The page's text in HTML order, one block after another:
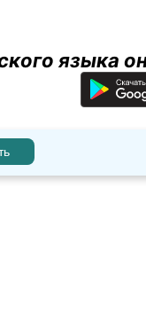
языка